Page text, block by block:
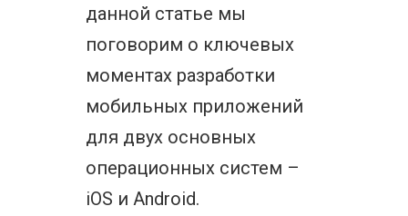
данной статье мы
поговорим о ключевых
моментах разработки
мобильных приложений
для двух основных
операционных систем –
iOS и Android.